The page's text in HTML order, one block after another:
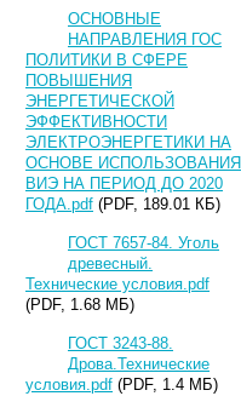
ОСНОВНЫЕ
НАПРАВЛЕНИЯ ГОС
ПОЛИТИКИ В СФЕРЕ
ПОВЫШЕНИЯ
ЭНЕРГЕТИЧЕСКОЙ
ЭФФЕКТИВНОСТИ
ЭЛЕКТРОЭНЕРГЕТИКИ НА
ОСНОВЕ ИСПОЛЬЗОВАНИЯ
ВИЭ НА ПЕРИОД ДО 2020
ГОДА.pdf (PDF, 189.01 КБ)
ГОСТ 7657-84. Уголь
древесный.
Технические условия.pdf
(PDF, 1.68 МБ)
ГОСТ 3243-88.
Дрова.Технические
условия.pdf (PDF, 1.4 МБ)